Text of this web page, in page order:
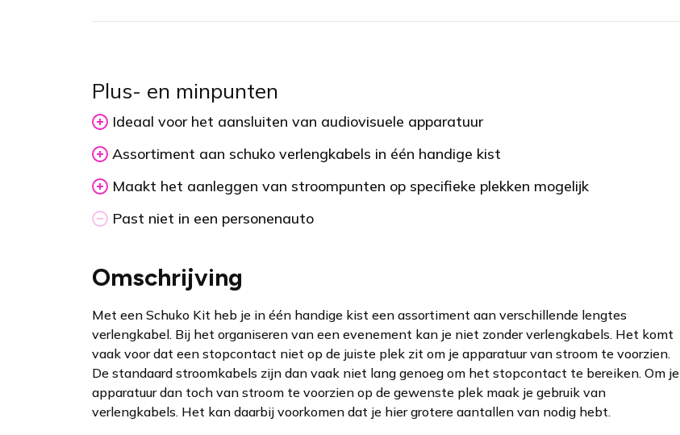
Plus- en minpunten
Ideaal voor het aansluiten van audiovisuele apparatuur
Assortiment aan schuko verlengkabels in één handige kist
Maakt het aanleggen van stroompunten op specifieke plekken mogelijk
Past niet in een personenauto
Omschrijving
Met een Schuko Kit heb je in één handige kist een assortiment aan verschillende lengtes
verlengkabel. Bij het organiseren van een evenement kan je niet zonder verlengkabels. Het komt
vaak voor dat een stopcontact niet op de juiste plek zit om je apparatuur van stroom te voorzien.
De standaard stroomkabels zijn dan vaak niet lang genoeg om het stopcontact te bereiken. Om je
apparatuur dan toch van stroom te voorzien op de gewenste plek maak je gebruik van
verlengkabels. Het kan daarbij voorkomen dat je hier grotere aantallen van nodig hebt.